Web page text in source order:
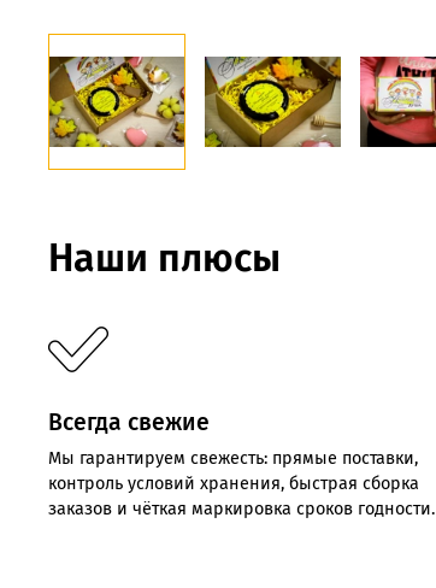
Наши плюсы
Всегда свежие
Мы гарантируем свежесть: прямые поставки,
контроль условий хранения, быстрая сборка
заказов и чёткая маркировка сроков годности.